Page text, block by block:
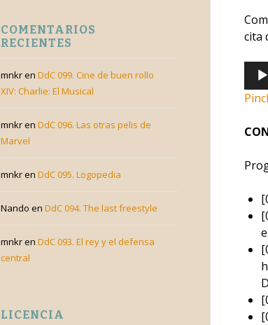
COMENTARIOS
RECIENTES
mnkren DdC 099. Cine de buen rollo
XIV: Charlie: El Musical
mnkren DdC 096. Las otras pelis de
Marvel
mnkren DdC 095. Logopedia
Nando en DdC 094. The last freestyle
mnkren DdC 093. El rey y el defensa
central
LICENCIA
cita
de